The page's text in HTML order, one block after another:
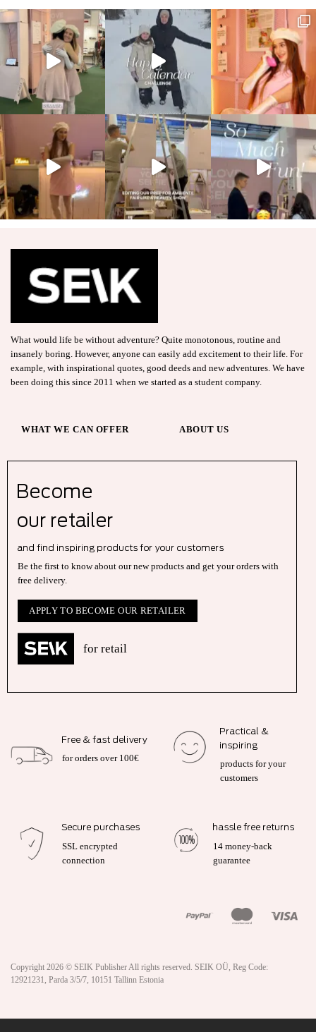
What would life be without adventure? Quite monotonous, routine and
insanely boring. However, anyone can easily add excitement to their life. For
example, with inspirational quotes, good deeds and new adventures. We have
been doing this since 2011 when we started as a student company.
WHAT WE CAN OFFER ABOUT US
Become
our retailer
and find inspiring products for your customers
Be the first to know about our new products and get your orders with
free delivery.
APPLY TO BECOME OUR RETAILER
for retail
Free & fast delivery
for orders over 100€
Practical &
inspiring
products for your
customers
Secure purchases
SSL encrypted
connection
hassle free returns
14 money-back
guarantee
Copyright 2026 © SEIK PublisherAll rights reserved. SEIK OÜ, Reg Code:
12921231, Parda 3/5/7, 10151 Tallinn Estonia